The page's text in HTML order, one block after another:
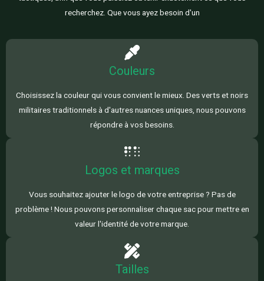
recherchez. Que vous ayez besoin d'un
Couleurs
Choisissez la couleur qui vous convient le mieux. Des verts et noirs
militaires traditionnels à d'autres nuances uniques, nous pouvons
répondre à vos besoins.
Logos et marques
Vous souhaitez ajouter le logo de votre entreprise ? Pas de
problème ! Nous pouvons personnaliser chaque sac pour mettre en
valeur l'identité de votre marque.
Tailles